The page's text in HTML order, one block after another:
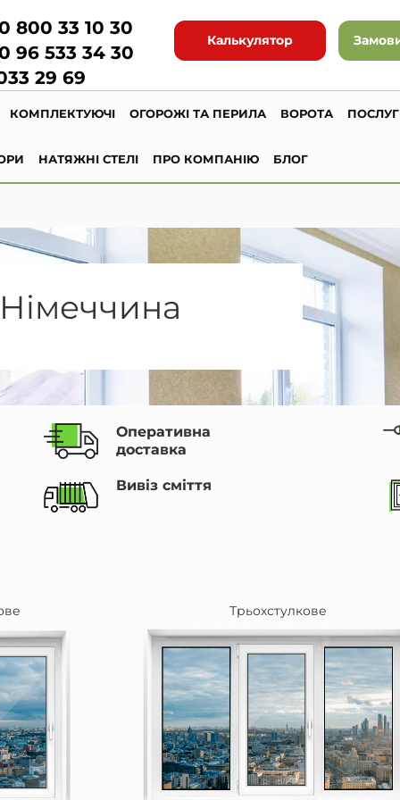
800 33 10 30
96 533 34 30
29 69
Калькулятор
КОМПЛЕКТУЮЧІ ОГОРОЖІ ТА ПЕРИЛА ВОРОТА
НАТЯЖНІ СТЕЛІ ПРО КОМПАНІЮ БЛОГ
Оперативна
доставка
Вивіз сміття
Трьохстулкове